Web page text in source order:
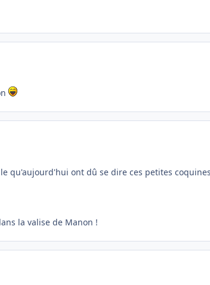
qu'aujourd'hui ont dû se dire ces petites
la valise de Manon !